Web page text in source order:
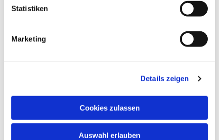
Statistiken
Marketing
Details zeigen
Cookies zulassen
Auswahl erlauben